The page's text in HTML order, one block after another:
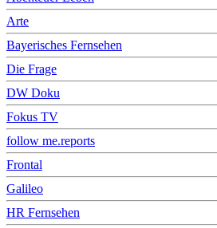
Arte
Bayerisches Fernsehen
Die Frage
DW Doku
Fokus TV
follow me.reports
Frontal
Galileo
HR Fernsehen